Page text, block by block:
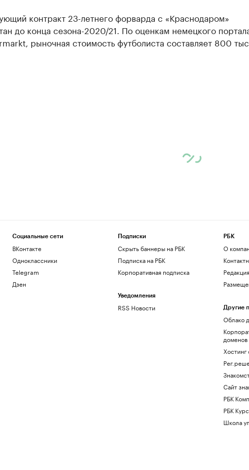
контракт 23-летнего форварда с «Краснодаром»
до конца сезона-2020/21. По оценкам немецкого
рыночная стоимость футболиста составляет 800
Социальные сети
ВКонтакте
Одноклассники
Telegram
Дзен
Подписки
Скрыть баннеры на РБК
Подписка на РБК
Корпоративная подписка
Уведомления
RSS Новости
РБК
О
Редакция
Другие
Облако
доменов
Хостинг
Сайт
РБК
РБК
Школа